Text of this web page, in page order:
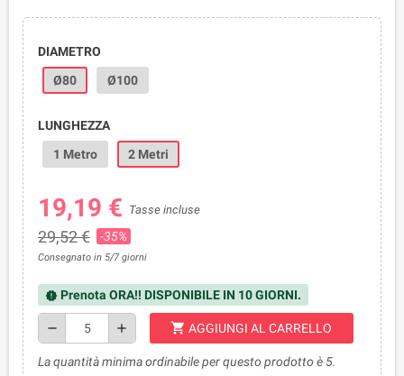
DIAMETRO
Ø80
Ø100
LUNGHEZZA
1 Metro
2 Metri
19,19 € Tasse incluse
29,52 € -35%
Consegnato in 5/7 giorni
new_releases Prenota ORA!! DISPONIBILE IN 10 GIORNI.
remove add shopping_cart AGGIUNGI AL CARRELLO
La quantità minima ordinabile per questo prodotto è 5.